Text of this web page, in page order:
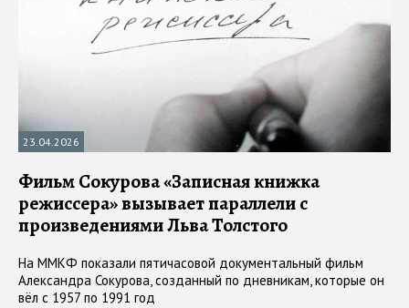
23.04.2026
Фильм Сокурова «Записная книжка
режиссера» вызывает параллели с
произведениями Льва Толстого
На ММКФ показали пятичасовой документальный фильм
Александра Сокурова, созданный по дневникам, которые он
вёл с 1957 по 1991 год